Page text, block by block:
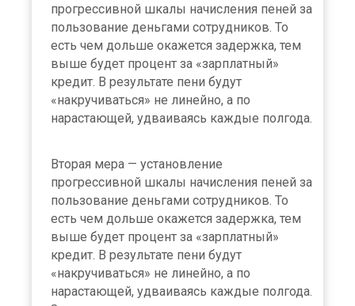
прогрессивной шкалы начисления пеней за
пользование деньгами сотрудников. То
есть чем дольше окажется задержка, тем
выше будет процент за «зарплатный»
кредит. В результате пени будут
«накручиваться» не линейно, а по
нарастающей, удваиваясь каждые полгода.
Вторая мера — установление
прогрессивной шкалы начисления пеней за
пользование деньгами сотрудников. То
есть чем дольше окажется задержка, тем
выше будет процент за «зарплатный»
кредит. В результате пени будут
«накручиваться» не линейно, а по
нарастающей, удваиваясь каждые полгода.